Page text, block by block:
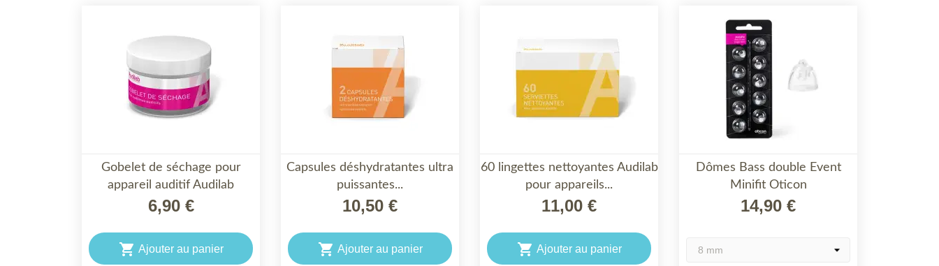
APERÇU RAPIDE
Gobelet de séchage pour
appareil auditif Audilab
6,90 €
 Ajouter au panier
APERÇU RAPIDE
Capsules déshydratantes ultra
puissantes...
10,50 €
 Ajouter au panier
APERÇU RAPIDE
60 lingettes nettoyantes Audilab
pour appareils...
11,00 €
 Ajouter au panier
APERÇU RAPIDE
Dômes Bass double Event
Minifit Oticon
14,90 €